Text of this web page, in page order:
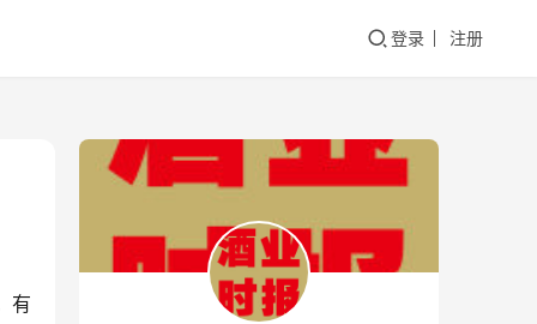
登录 注册
有